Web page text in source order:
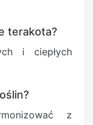
terakota?
i ciepłych
z